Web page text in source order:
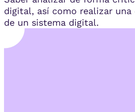
digital, así como realizar
de un sistema digital.